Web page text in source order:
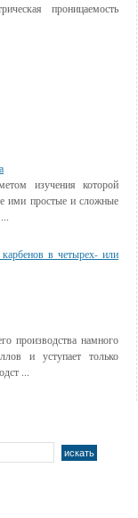
проницаемость
изучения которой
ими простые и сложные
карбенов в четырех- или
производства намного
и уступает только
...